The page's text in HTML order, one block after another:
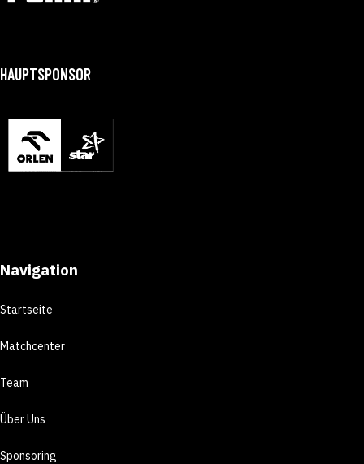
HAUPTSPONSOR
Navigation
Startseite
Matchcenter
Team
Über Uns
Sponsoring